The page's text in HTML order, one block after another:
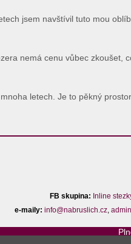
jsem navštívil tuto mou
nemá cenu vůbec zkoušet,
letech. Je to pěkný
FB skupina: Inline
e-maily: info@nabruslich.cz,